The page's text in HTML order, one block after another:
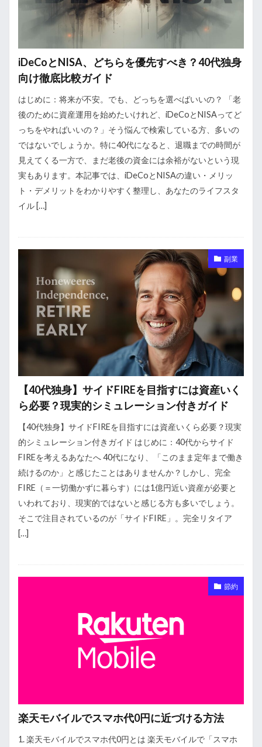
iDeCoとNISA、どちらを優先すべき？40代独身
向け徹底比較ガイド
はじめに：将来が不安。でも、どっちを選べばいいの？ 「老
後のために資産運用を始めたいけれど、iDeCoとNISAってど
っちをやればいいの？」そう悩んで検索している方、多いの
ではないでしょうか。特に40代になると、退職までの時間が
見えてくる一方で、まだ老後の資金には余裕がないという現
実もあります。本記事では、iDeCoとNISAの違い・メリッ
ト・デメリットをわかりやすく整理し、あなたのライフスタ
イル […]
副業
【40代独身】サイドFIREを目指すには資産いく
ら必要？現実的シミュレーション付きガイド
【40代独身】サイドFIREを目指すには資産いくら必要？現実
的シミュレーション付きガイド はじめに：40代からサイド
FIREを考えるあなたへ 40代になり、「このまま定年まで働き
続けるのか」と感じたことはありませんか？しかし、完全
FIRE（＝一切働かずに暮らす）には1億円近い資産が必要と
いわれており、現実的ではないと感じる方も多いでしょう。
そこで注目されているのが「サイドFIRE」。完全リタイア
[…]
節約
楽天モバイルでスマホ代0円に近づける方法
1. 楽天モバイルでスマホ代0円とは 楽天モバイルで「スマホ